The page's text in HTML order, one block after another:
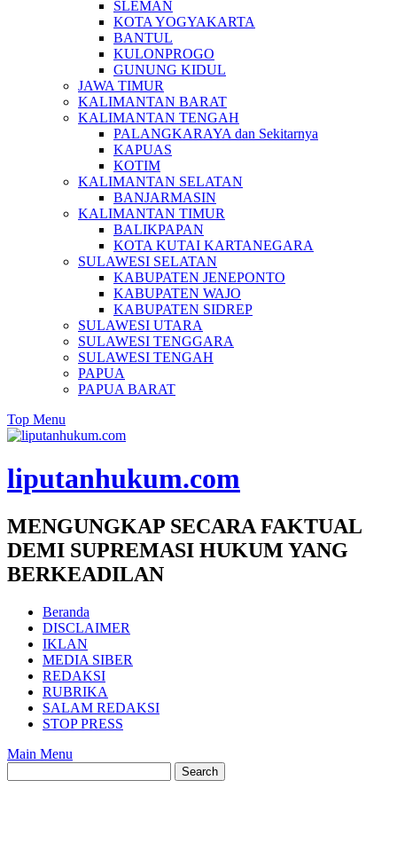
SLEMAN
KOTA YOGYAKARTA
BANTUL
KULONPROGO
GUNUNG KIDUL
JAWA TIMUR
KALIMANTAN BARAT
KALIMANTAN TENGAH
PALANGKARAYA dan Sekitarnya
KAPUAS
KOTIM
KALIMANTAN SELATAN
BANJARMASIN
KALIMANTAN TIMUR
BALIKPAPAN
KOTA KUTAI KARTANEGARA
SULAWESI SELATAN
KABUPATEN JENEPONTO
KABUPATEN WAJO
KABUPATEN SIDREP
SULAWESI UTARA
SULAWESI TENGGARA
SULAWESI TENGAH
PAPUA
PAPUA BARAT
Top Menu
liputanhukum.com
MENGUNGKAP SECARA FAKTUAL
DEMI SUPREMASI HUKUM YANG
BERKEADILAN
Beranda
DISCLAIMER
IKLAN
MEDIA SIBER
REDAKSI
RUBRIKA
SALAM REDAKSI
STOP PRESS
Main Menu